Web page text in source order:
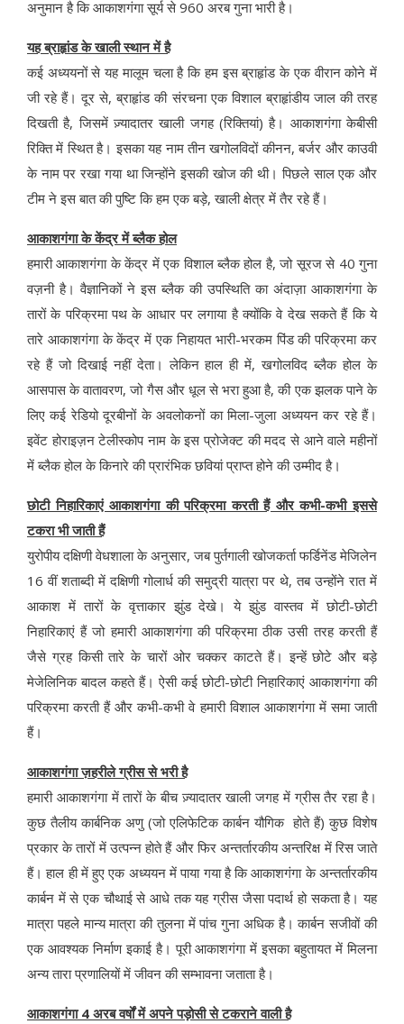
अनुमान है कि आकाशगंगा सूर्य से 960 अरब गुना भारी है।
यह ब्राहृांड के खाली स्थान में है
कई अध्ययनों से यह मालूम चला है कि हम इस ब्राहृांड के एक वीरान कोने में
जी रहे हैं। दूर से, ब्राहृांड की संरचना एक विशाल ब्राहृांडीय जाल की तरह
दिखती है, जिसमें ज़्यादातर खाली जगह (रिक्तियां) है। आकाशगंगा केबीसी
रिक्ति में स्थित है। इसका यह नाम तीन खगोलविदों कीनन, बर्जर और काउवी
के नाम पर रखा गया था जिन्होंने इसकी खोज की थी। पिछले साल एक और
टीम ने इस बात की पुष्टि कि हम एक बड़े, खाली क्षेत्र में तैर रहे हैं।
आकाशगंगा के केंद्र में ब्लैक होल
हमारी आकाशगंगा के केंद्र में एक विशाल ब्लैक होल है, जो सूरज से 40 गुना
वज़नी है। वैज्ञानिकों ने इस ब्लैक की उपस्थिति का अंदाज़ा आकाशगंगा के
तारों के परिक्रमा पथ के आधार पर लगाया है क्योंकि वे देख सकते हैं कि ये
तारे आकाशगंगा के केंद्र में एक निहायत भारी-भरकम पिंड की परिक्रमा कर
रहे हैं जो दिखाई नहीं देता। लेकिन हाल ही में, खगोलविद ब्लैक होल के
आसपास के वातावरण, जो गैस और धूल से भरा हुआ है, की एक झलक पाने के
लिए कई रेडियो दूरबीनों के अवलोकनों का मिला-जुला अध्ययन कर रहे हैं।
इवेंट होराइज़न टेलीस्कोप नाम के इस प्रोजेक्ट की मदद से आने वाले महीनों
में ब्लैक होल के किनारे की प्रारंभिक छवियां प्राप्त होने की उम्मीद है।
छोटी निहारिकाएं आकाशगंगा की परिक्रमा करती हैं और कभी-कभी इससे
टकरा भी जाती हैं
युरोपीय दक्षिणी वेधशाला के अनुसार, जब पुर्तगाली खोजकर्ता फर्डिनेंड मेजिलेन
16 वीं शताब्दी में दक्षिणी गोलार्ध की समुद्री यात्रा पर थे, तब उन्होंने रात में
आकाश में तारों के वृत्ताकार झुंड देखे। ये झुंड वास्तव में छोटी-छोटी
निहारिकाएं हैं जो हमारी आकाशगंगा की परिक्रमा ठीक उसी तरह करती हैं
जैसे ग्रह किसी तारे के चारों ओर चक्कर काटते हैं। इन्हें छोटे और बड़े
मेजेलिनिक बादल कहते हैं। ऐसी कई छोटी-छोटी निहारिकाएं आकाशगंगा की
परिक्रमा करती हैं और कभी-कभी वे हमारी विशाल आकाशगंगा में समा जाती
हैं।
आकाशगंगा ज़हरीले ग्रीस से भरी है
हमारी आकाशगंगा में तारों के बीच ज़्यादातर खाली जगह में ग्रीस तैर रहा है।
कुछ तैलीय कार्बनिक अणु (जो एलिफेटिक कार्बन यौगिक होते हैं) कुछ विशेष
प्रकार के तारों में उत्पन्न होते हैं और फिर अन्तर्तारकीय अन्तरिक्ष में रिस जाते
हैं। हाल ही में हुए एक अध्ययन में पाया गया है कि आकाशगंगा के अन्तर्तारकीय
कार्बन में से एक चौथाई से आधे तक यह ग्रीस जैसा पदार्थ हो सकता है। यह
मात्रा पहले मान्य मात्रा की तुलना में पांच गुना अधिक है। कार्बन सजीवों की
एक आवश्यक निर्माण इकाई है। पूरी आकाशगंगा में इसका बहुतायत में मिलना
अन्य तारा प्रणालियों में जीवन की सम्भावना जताता है।
आकाशगंगा 4 अरब वर्षों में अपने पड़ोसी से टकराने वाली है